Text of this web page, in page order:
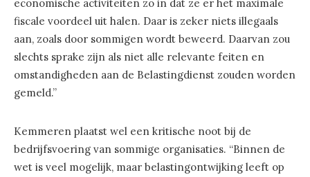
economische activiteiten zo in dat ze er het maximale
fiscale voordeel uit halen. Daar is zeker niets illegaals
aan, zoals door sommigen wordt beweerd. Daarvan zou
slechts sprake zijn als niet alle relevante feiten en
omstandigheden aan de Belastingdienst zouden worden
gemeld.”
Kemmeren plaatst wel een kritische noot bij de
bedrijfsvoering van sommige organisaties. “Binnen de
wet is veel mogelijk, maar belastingontwijking leeft op